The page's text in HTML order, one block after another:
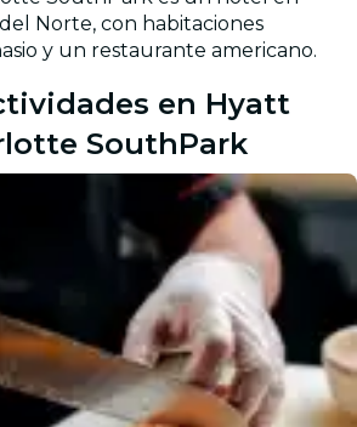
Norte, con habitaciones
y un restaurante americano.
en Hyatt
SouthPark